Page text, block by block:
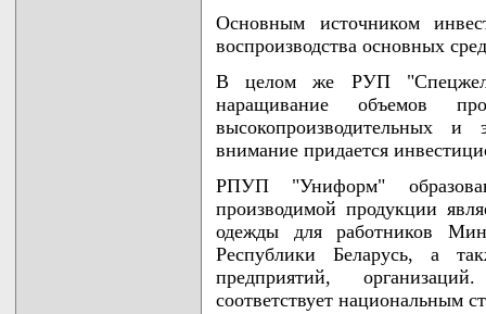
Основным источником
воспроизводства основных
В целом же РУП
наращивание объемов
высокопроизводительных и
внимание придается
РПУП "Униформ"
производимой продукции
одежды для работников
Республики Беларусь, а
предприятий,
соответствует национальным